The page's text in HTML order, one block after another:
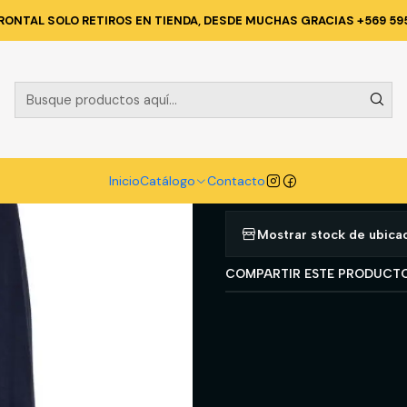
InicioCatálogo Contacto
SOLO RETIROS EN TIENDA, DESDE MUCHAS GRACIAS +569
Y CORPORATIVA POLERAS Y CAMISAS POLERA POLO M/L
|
POLERA
POLY AZUL T/L
Agregar a la lista
Mostrar stock de
COMPARTIR ESTE